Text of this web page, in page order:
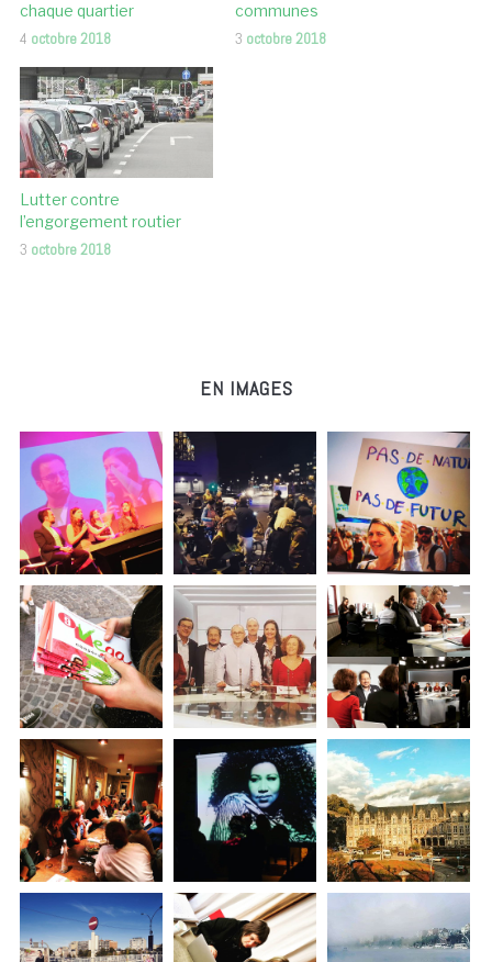
chaque quartier
4 octobre 2018
communes
3 octobre 2018
Lutter contre
l’engorgement routier
3 octobre 2018
EN IMAGES